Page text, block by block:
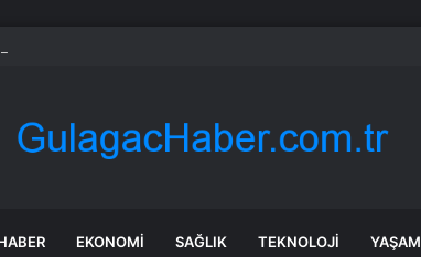
iş insanı Hüseyin Başaran’a tutuklama talebi
EKONOMI SAĞLIK TEKNOLOJI YAŞAM